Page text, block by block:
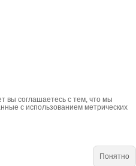
вы соглашаетесь с тем, что мы
с использованием метрических
Понятно